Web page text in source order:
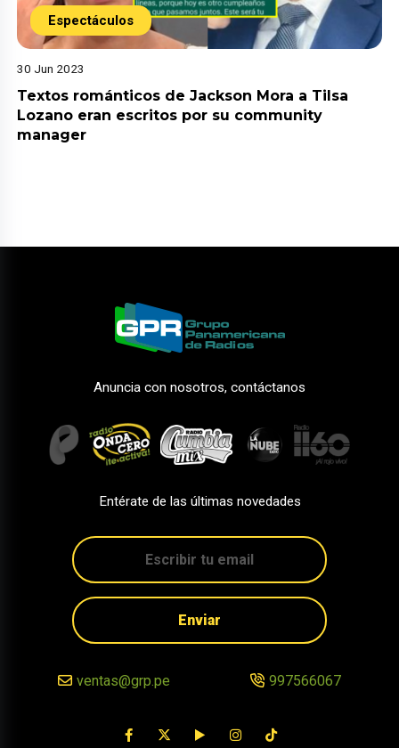
Espectáculos
30 Jun 2023
Textos románticos de Jackson Mora a Tilsa
Lozano eran escritos por su community
manager
Anuncia con nosotros, contáctanos
Entérate de las últimas novedades
Enviar
ventas@grp.pe 997566067